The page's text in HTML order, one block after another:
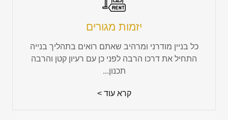
יזמות מגורים
כל בניין מודרני ומרהיב שאתם רואים בתהליך בנייה
התחיל את דרכו הרבה לפני כן עם רעיון קטן והרבה
תכנון...
קרא עוד >